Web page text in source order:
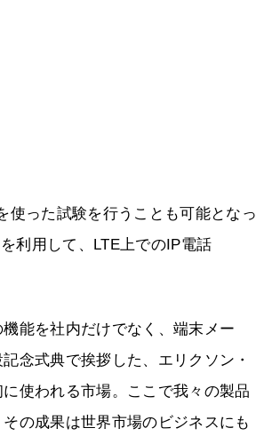
使った試験を行うことも可能となっ
利用して、LTE上でのIP電話
能を社内だけでなく、端末メー
念式典で挨拶した、エリクソン・
使われる市場。ここで我々の製品
の成果は世界市場のビジネスにも